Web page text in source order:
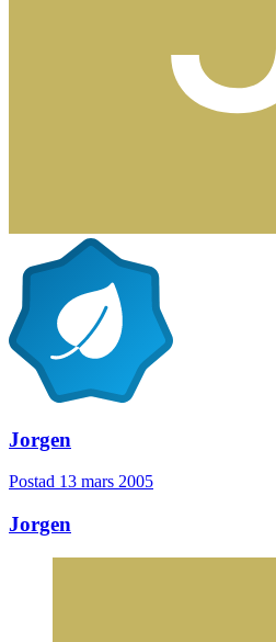
Jorgen
Postad 13 mars 2005
Jorgen